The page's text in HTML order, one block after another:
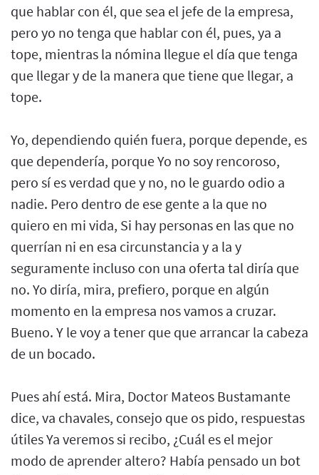
que hablar con él, que sea el jefe de la empresa,
pero yo no tenga que hablar con él, pues, ya a
tope, mientras la nómina llegue el día que tenga
que llegar y de la manera que tiene que llegar, a
tope.
Yo, dependiendo quién fuera, porque depende, es
que dependería, porque Yo no soy rencoroso,
pero sí es verdad que y no, no le guardo odio a
nadie. Pero dentro de ese gente a la que no
quiero en mi vida, Si hay personas en las que no
querrían ni en esa circunstancia y a la y
seguramente incluso con una oferta tal diría que
no. Yo diría, mira, prefiero, porque en algún
momento en la empresa nos vamos a cruzar.
Bueno. Y le voy a tener que que arrancar la cabeza
de un bocado.
Pues ahí está. Mira, Doctor Mateos Bustamante
dice, va chavales, consejo que os pido, respuestas
útiles Ya veremos si recibo, ¿Cuál es el mejor
modo de aprender altero? Había pensado un bot